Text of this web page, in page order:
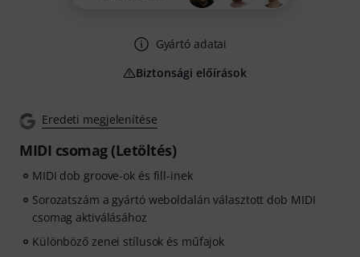
Eredeti megjelenítése
MIDI csomag (Letöltés)
MIDI dob groove-ok és fill-inek
Sorozatszám a gyártó weboldalán választott dob MIDI
csomag aktiválásához
Különböző zenei stílusok és műfajok
Gyártó adatai
Biztonsági előírások